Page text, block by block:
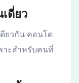
ดี่ยว
ดียวกัน คอนโด
าะสำหรับคนที่